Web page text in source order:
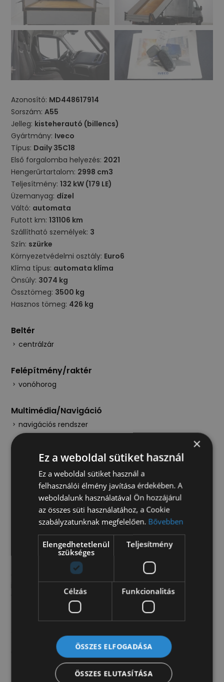
Azonosító: MD448617914
Sorszám:A55
Jelleg: kisteherautó (billencs)
Gyártmány: Iveco
Típus: Daily 35C18
Első forgalomba helyezés: 2021
Hengerűrtartalom: 2998 cm3
Teljesítmény:132 kW (179 LE)
Üzemanyag: dízel
Váltó: automata
Futott km:131106 km
Szállítható személyek: 3
Szín: szürke
Környezetvédelmi osztály: Euro6
Klíma típus: automata klíma
Önsúly: 3074 kg
Össztömeg: 3500 kg
Hasznos tömeg: 426 kg
Beltér
centrálzár
Felépítmény/raktér
vonóhorog
Multimédia/Navigáció
navigációs rendszer
automata váltó
vezetett szervizkönyv
Vegye igénybe jármű beszerzési szolgáltatásunkat,
amelyen keresztül rendelésre biztosítani tudunk
olyan járműveket is, amelyek fizikailag nincsenek a
telephelyünkön, vagy egészen egyedi darabok,
esetleg Vásárlónk egy speciális igénye. A járművet
igény szerint megvásároljuk, hogy a műszaki
vizsgáztatást követően az Ön Nevére forgalomba
helyezzük azt! Autóink mellé teljes körű lízing- és
forgalomba helyezési ügyintézést vállalunk.
lehetséges. Hirdetésünk nem minősül nyílt
ajánlattételnek.
További információért értékesítőink készséggel
×
Ez a weboldal sütiket használ
Ez a weboldal sütiket használ a
felhasználói élmény javítása érdekében. A
weboldalunk használatával Ön hozzájárul
az összes süti használatához, a Cookie
szabályzatunknak megfelelően. Bővebben
Elengedhetetlenül
szükséges
Teljesítmény
Célzás Funkcionalitás
ÖSSZES ELFOGADÁSA
ÖSSZES ELUTASÍTÁSA